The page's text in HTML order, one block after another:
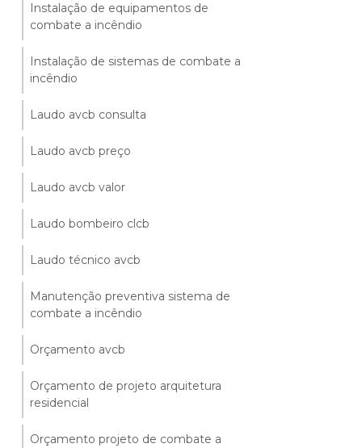
Instalação de equipamentos de
combate a incêndio
Instalação de sistemas de combate a
incêndio
Laudo avcb consulta
Laudo avcb preço
Laudo avcb valor
Laudo bombeiro clcb
Laudo técnico avcb
Manutenção preventiva sistema de
combate a incêndio
Orçamento avcb
Orçamento de projeto arquitetura
residencial
Orçamento projeto de combate a